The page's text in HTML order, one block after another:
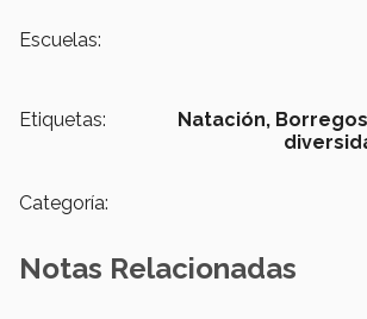
Escuelas:
Etiquetas: Natación,
Categoría:
Notas Relacionadas